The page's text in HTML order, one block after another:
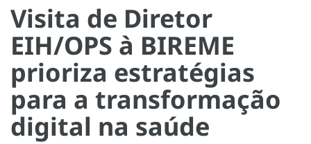
Visita de Diretor
EIH/OPS à BIREME
prioriza estratégias
para a transformação
digital na saúde